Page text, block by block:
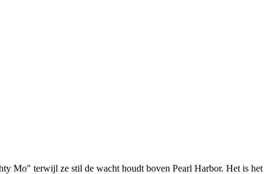
Mo" terwijl ze stil de wacht houdt boven Pearl Harbor. Het is het